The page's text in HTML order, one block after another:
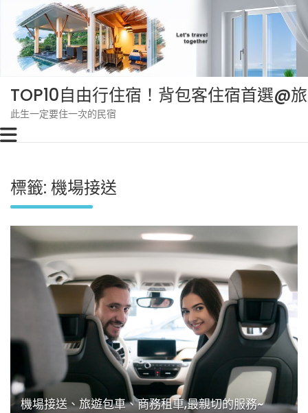
content
TOP10自由行住宿！背包客住宿首選@
此生一定要住一次的民宿
標籤: 機場接送
機場接送、旅遊包車、商務租車,最親切的服務~